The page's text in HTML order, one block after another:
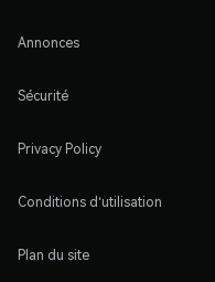
Annonces
Sécurité
Privacy Policy
Conditions d'utilisation
Plan du site